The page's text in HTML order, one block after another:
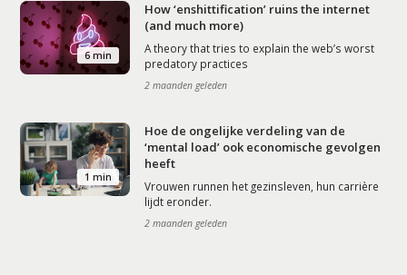
6 min
How ‘enshittification’ ruins the internet
(and much more)
A theory that tries to explain the web’s worst
predatory practices
2 maanden geleden
1 min
Hoe de ongelijke verdeling van de
‘mental load’ ook economische gevolgen
heeft
Vrouwen runnen het gezinsleven, hun carrière
lijdt eronder.
2 maanden geleden